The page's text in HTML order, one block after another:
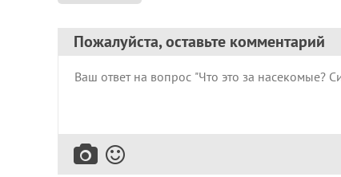
Пожалуйста, оставьте комментарий